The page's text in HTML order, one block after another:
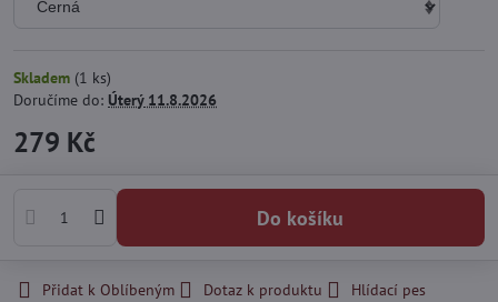
Skladem (1 ks)
Doručíme do: Úterý11.8.2026
279 Kč
Do košíku
Přidat k Oblíbeným Dotaz k produktu
Hlídací pes